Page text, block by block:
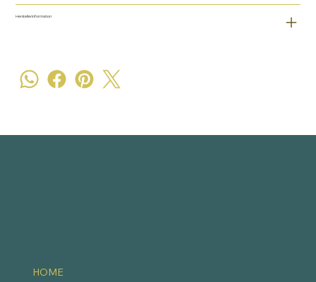
Herstellerinformation
HOME